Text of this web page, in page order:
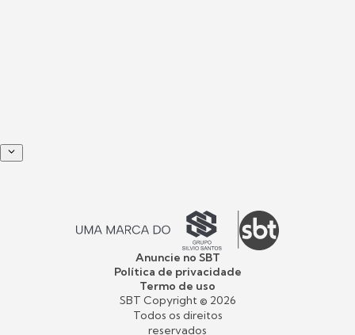
Anuncie no SBT
Política de privacidade
Termo de uso
SBT Copyright © 2026
Todos os direitos
reservados